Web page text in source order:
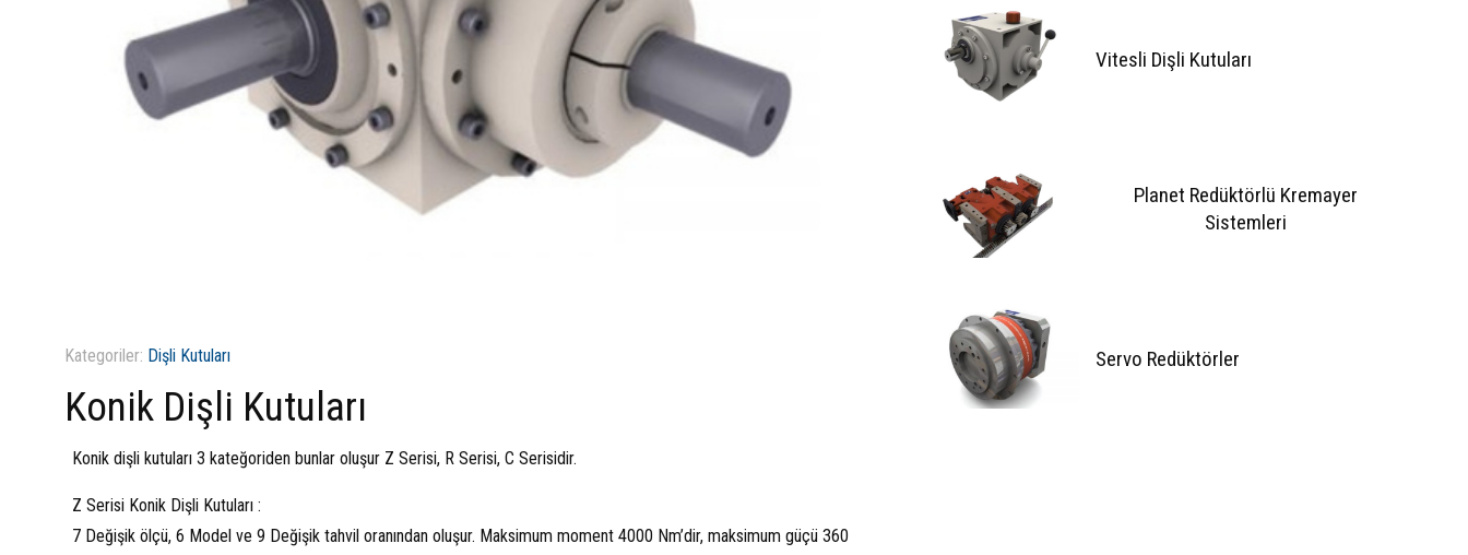
Kategoriler: Dişli Kutuları
Konik Dişli Kutuları
Konik dişli kutuları 3 kateğoriden bunlar oluşur Z Serisi, R Serisi, C Serisidir.
Z Serisi Konik Dişli Kutuları :
7 Değişik ölçü, 6 Model ve 9 Değişik tahvil oranından oluşur. Maksimum moment 4000 Nm’dir, maksimum güçü 360
Vitesli Dişli Kutuları
Planet Redüktörlü Kremayer
Sistemleri
Servo Redüktörler